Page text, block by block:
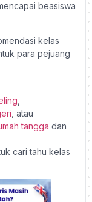
beasiswa
kelas
para pejuang
, atau
tangga dan
cari tahu kelas